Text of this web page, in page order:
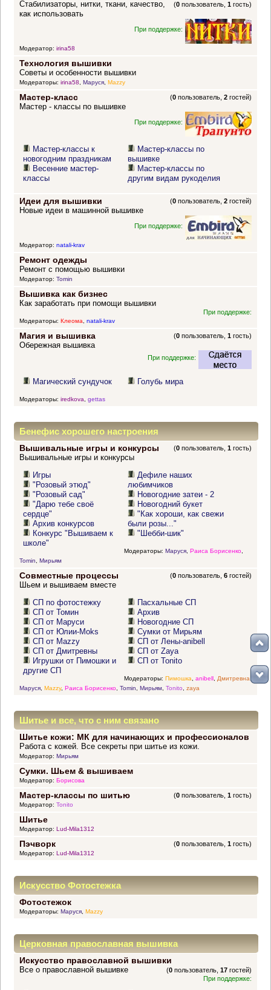
(0 пользователь,1 гость)
Стабилизаторы, нитки, ткани, качество,
как использовать
При поддержке:
Модератор: irina58
Технология вышивки
Советы и особенности вышивки
Модераторы: irina58, Маруся, Mazzy
Мастер-класс (0 пользователь,2 гостей)
Мастер - классы по вышивке
При поддержке:
Мастер-классы к
новогодним праздникам
Весенние мастер-
классы
Мастер-классы по
вышивке
Мастер-классы по
другим видам рукоделия
Идеи для вышивки (0 пользователь,2 гостей)
Новые идеи в машинной вышивке
При поддержке:
Модератор: natali-krav
Ремонт одежды
Ремонт с помощью вышивки
Модератор: Tomin
Вышивка как бизнес
Как заработать при помощи вышивки
При поддержке:
Модераторы: Клеома, natali-krav
Магия и вышивка (0 пользователь,1 гость)
Обережная вышивка
При поддержке:
Магический сундучок Голубь мира
Модераторы: iredkova gettas
Бенефис хорошего настроения
Вышивальные игры и конкурсы (0 пользователь,1 гость)
Вышивальные игры и конкурсы
Игры
"Розовый этюд"
"Розовый сад"
"Дарю тебе своё
сердце"
Архив конкурсов
Конкурс "Вышиваем к
школе"
Дефиле наших
любимчиков
Новогодние затеи - 2
Новогодний букет
"Как хороши, как свежи
были розы..."
"Шебби-шик"
Модераторы: Маруся, Раиса Борисенко,
Tomin
Мирьям
Совместные процессы (0 пользователь,6 гостей)
Шьем и вышиваем вместе
СП по фотостежку
СП от Томин
СП от Маруси
СП от Юлии-Moks
СП от Mazzy
СП от Дмитревны
Игрушки от Пимошки и
другие СП
Пасхальные СП
Архив
Новогодние СП
Сумки от Мирьям
СП от Лены-anibell
СП от Zaya
СП от Tonito
Модераторы: Пимошка anibell, Дмитревна
Маруся, Mazzy, Раиса Борисенко, Tomin Мирьям, Tonito zaya
Шитье и все, что с ним связано
Шитье кожи: МК для начинающих и профессионалов
Работа с кожей. Все секреты при шитье из кожи.
Модератор: Мирьям
Сумки. Шьем & вышиваем
Модератор: Борисова
Мастер-классы по шитью (0 пользователь,1 гость)
Модератор: Tonito
Шитье
Модератор: Lud-Mila1312
Пэчворк (0 пользователь,1 гость)
Модератор: Lud-Mila1312
Искусство Фотостежка
Фотостежок
Модераторы: Маруся, Mazzy
Церковная православная вышивка
Искусство православной вышивки
(0 пользователь,17 гостей)
Все о православной вышивке
При поддержке: